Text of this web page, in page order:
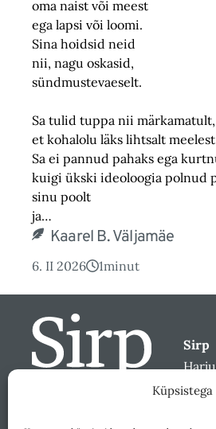
oma naist või meest
ega lapsi või loomi.
Sina hoidsid neid
nii, nagu oskasid,
sündmustevaeselt.
Sa tulid tuppa nii märkamatult,
et kohalolu läks lihtsalt
Sa ei pannud pahaks ega
kuigi ükski ideoloogia polnud
sinu poolt
ja…
Kaarel B. Väljamäe
6. II 2026 1minut
Sirp